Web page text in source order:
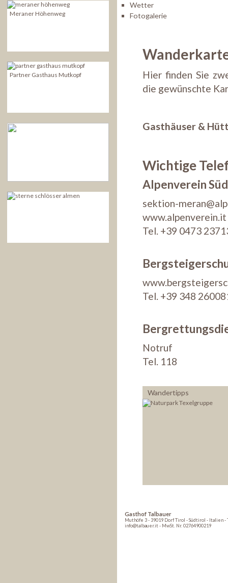
Wetter
Fotogalerie
Meraner Höhenweg
Partner Gasthaus Mutkopf
Hier finden Sie
die gewünschte
Gasthäuser &
Wichtige
Alpenverein
sektion-
www.alpenverein.it
Tel. +39 0473
Tel. +39 348
Notruf
Tel. 118
Wandertipps
Gasthof Talbauer
Muthöfe 3 - 39019 Dorf Tirol - Südtirol - Italien -
info@talbauer.it - MwSt. Nr. 02764900219